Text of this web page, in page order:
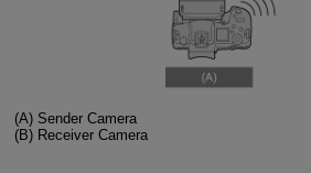
(A)Sender Camera
(B)Receiver Camera